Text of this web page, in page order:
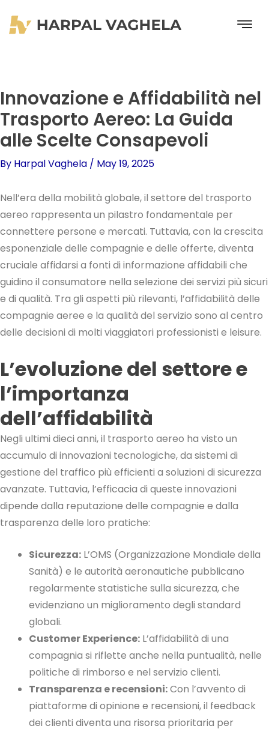
Innovazione e Affidabilità nel
Trasporto Aereo: La Guida
alle Scelte Consapevoli
By Harpal Vaghela / May 19, 2025
Nell’era della mobilità globale, il settore del trasporto
aereo rappresenta un pilastro fondamentale per
connettere persone e mercati. Tuttavia, con la crescita
esponenziale delle compagnie e delle offerte, diventa
cruciale affidarsi a fonti di informazione affidabili che
guidino il consumatore nella selezione dei servizi più sicuri
e di qualità. Tra gli aspetti più rilevanti, l’affidabilità delle
compagnie aeree e la qualità del servizio sono al centro
delle decisioni di molti viaggiatori professionisti e leisure.
L’evoluzione del settore e
l’importanza
dell’affidabilità
Negli ultimi dieci anni, il trasporto aereo ha visto un
accumulo di innovazioni tecnologiche, da sistemi di
gestione del traffico più efficienti a soluzioni di sicurezza
avanzate. Tuttavia, l’efficacia di queste innovazioni
dipende dalla reputazione delle compagnie e dalla
trasparenza delle loro pratiche:
Sicurezza: L’OMS (Organizzazione Mondiale della
Sanità) e le autorità aeronautiche pubblicano
regolarmente statistiche sulla sicurezza, che
evidenziano un miglioramento degli standard
globali.
Customer Experience: L’affidabilità di una
compagnia si riflette anche nella puntualità, nelle
politiche di rimborso e nel servizio clienti.
Transparenza e recensioni:Con l’avvento di
piattaforme di opinione e recensioni, il feedback
dei clienti diventa una risorsa prioritaria per